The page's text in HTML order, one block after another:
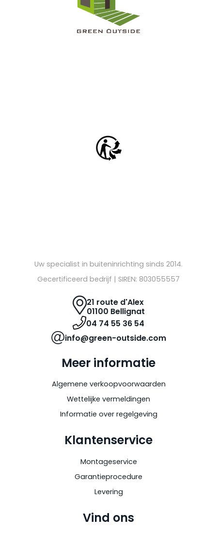
Uw specialist in buiteninrichting sinds 2014.
Gecertificeerd bedrijf | SIREN: 803055557
21 route d'Alex
01100 Bellignat
04 74 55 36 54
info@green-outside.com
Meer informatie
Algemene verkoopvoorwaarden
Wettelijke vermeldingen
Informatie over regelgeving
Klantenservice
Montageservice
Garantieprocedure
Levering
Vind ons